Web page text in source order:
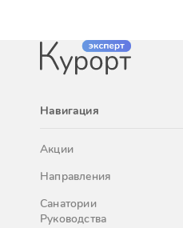
Навигация
Акции
Направления
Санатории
Руководства